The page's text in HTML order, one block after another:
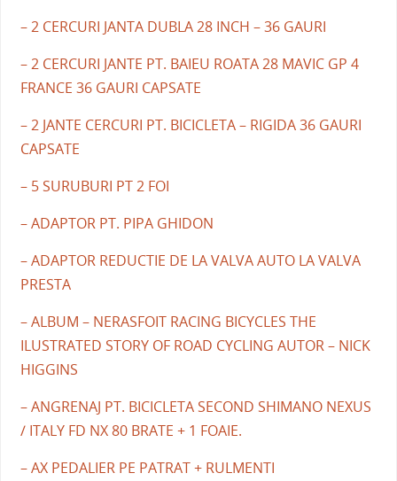
– 2 CERCURI JANTA DUBLA 28 INCH – 36 GAURI
– 2 CERCURI JANTE PT. BAIEU ROATA 28 MAVIC GP 4
FRANCE 36 GAURI CAPSATE
– 2 JANTE CERCURI PT. BICICLETA – RIGIDA 36 GAURI
CAPSATE
– 5 SURUBURI PT 2 FOI
– ADAPTOR PT. PIPA GHIDON
– ADAPTOR REDUCTIE DE LA VALVA AUTO LA VALVA
PRESTA
– ALBUM – NERASFOIT RACING BICYCLES THE
ILUSTRATED STORY OF ROAD CYCLING AUTOR – NICK
HIGGINS
– ANGRENAJ PT. BICICLETA SECOND SHIMANO NEXUS
/ ITALY FD NX 80 BRATE + 1 FOAIE.
– AX PEDALIER PE PATRAT + RULMENTI